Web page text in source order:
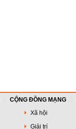
CỘNG ĐỒNG MẠNG
Xã hội
Giải trí